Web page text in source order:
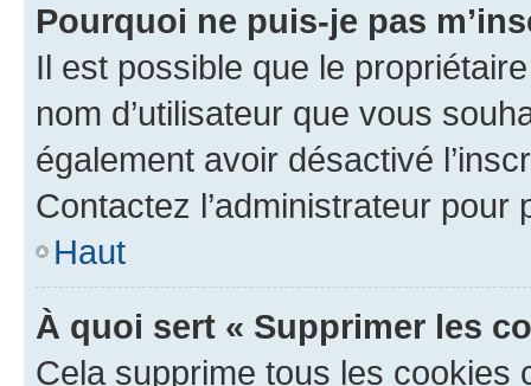
Pourquoi ne puis-je pas
Il est possible que le
nom d’utilisateur que vous
également avoir désactivé
Contactez l’administrateur
Haut
À quoi sert « Supprimer les
Cela supprime tous les cookies